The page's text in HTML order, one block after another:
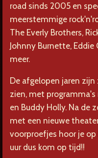
road sinds 2005 en
meerstemmige
The Everly Brothers,
Johnny Burnette, Eddie
meer.
De afgelopen jaren
zien, met programma's
en Buddy Holly. Na de
met een nieuwe
voorproefjes hoor je
uur dus kom op tijd!!